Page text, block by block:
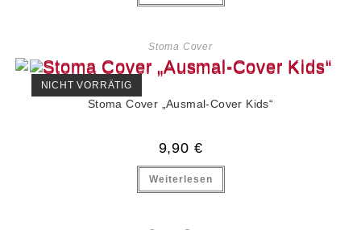
Stoma Cover
NICHT VORRÄTIG
Stoma Cover „Ausmal-Cover Kids“
9,90 €
Weiterlesen